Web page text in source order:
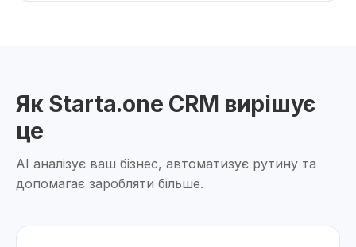
Як Starta.one CRM вирішує
це
AI аналізує ваш бізнес, автоматизує рутину та
допомагає заробляти більше.